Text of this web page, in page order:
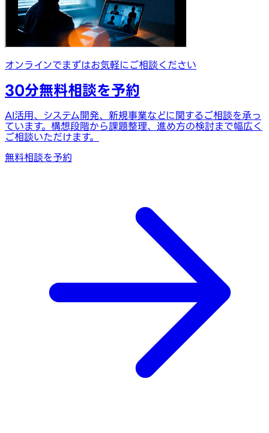
オンラインでまずはお気軽にご相談ください
30分無料相談を予約
AI活用、システム開発、新規事業などに関するご相談を承っ
ています。構想段階から課題整理、進め方の検討まで幅広く
ご相談いただけます。
無料相談を予約